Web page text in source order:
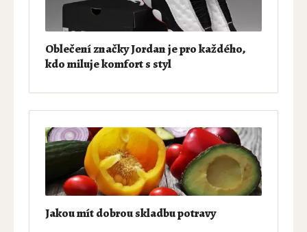
Oblečení značky Jordan je pro každého,
kdo miluje komfort s styl
Jakou mít dobrou skladbu potravy